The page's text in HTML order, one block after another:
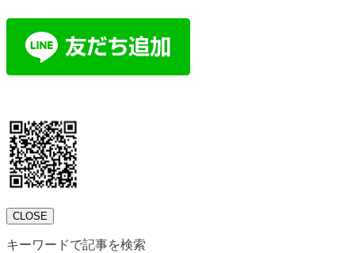
CLOSE
キーワードで記事を検索